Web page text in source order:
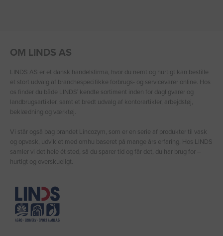
OM LINDS AS
LINDS AS er et dansk handelsfirma, hvor du nemt og hurtigt kan bestille
et stort udvalg af branchespecifikke forbrugs- og servicevarer online. Hos
os finder du både LINDS′ kendte sortiment inden for dagligvarer og
landbrugsartikler, samt et bredt udvalg af kontorartikler, arbejdstøj,
beklædning og værktøj.
Vi står også bag brandet Lincozym, som er en serie af produkter til vask
og opvask, udviklet med omhu baseret på mange års erfaring. Hos LINDS
samler vi det hele ét sted, så du sparer tid og får det, du har brug for –
hurtigt og overskueligt.